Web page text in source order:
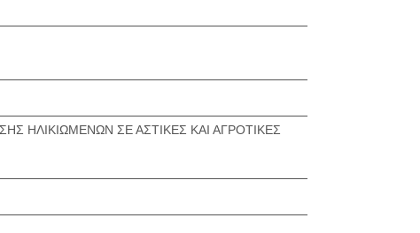
ΗΛΙΚΙΩΜΕΝΩΝ ΣΕ ΑΣΤΙΚΕΣ ΚΑΙ ΑΓΡΟΤΙΚΕΣ